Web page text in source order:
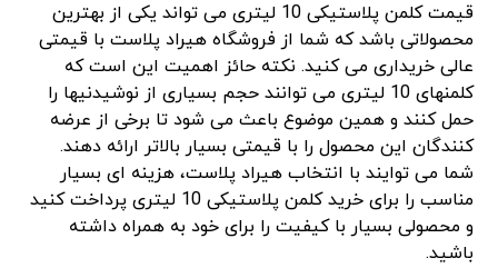
قیمت کلمن پلاستیکی 10 لیتری می تواند یکی از بهترین
محصولاتی باشد که شما از فروشگاه هیراد پلاست با قیمتی
عالی خریداری می کنید. نکته حائز اهمیت این است که
کلمنهای 10 لیتری می توانند حجم بسیاری از نوشیدنیها را
حمل کنند و همین موضوع باعث می شود تا برخی از عرضه
کنندگان این محصول را با قیمتی بسیار بالاتر ارائه دهند.
شما می توایند با انتخاب هیراد پلاست، هزینه ای بسیار
مناسب را برای خرید کلمن پلاستیکی 10 لیتری پرداخت کنید
و محصولی بسیار با کیفیت را برای خود به همراه داشته
باشید.